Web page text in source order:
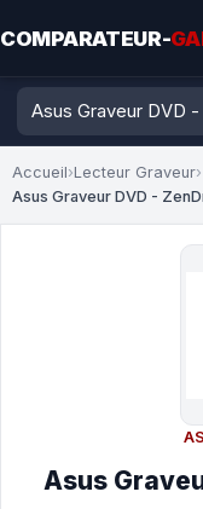
COMPARATEUR-
Accueil›Lecteur Graveur›
Asus Graveur DVD -
Asus